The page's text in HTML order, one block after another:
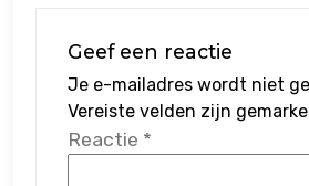
Geef een reactie
Je e-mailadres wordt niet
Vereiste velden zijn
Reactie *